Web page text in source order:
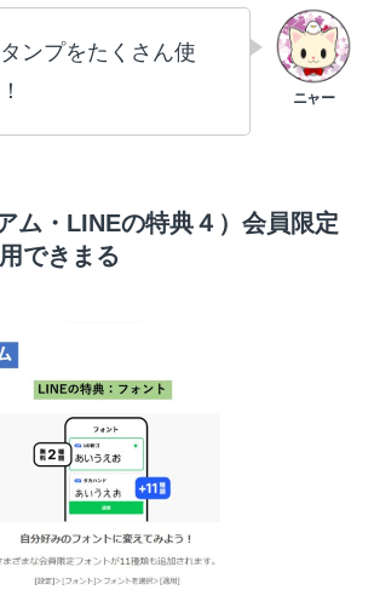
ンプをたくさん使
ム・LINEの特典４）会員限定
できまる